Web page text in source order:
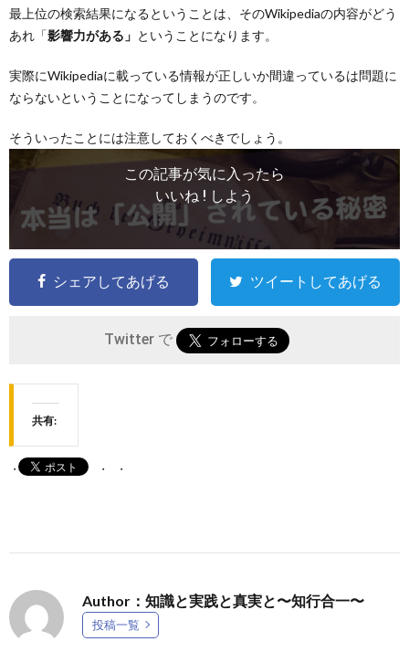
最上位の検索結果になるということは、そのWikipediaの内容がどう
あれ「影響力がある」 ということになります。
実際にWikipediaに載っている情報が正しいか間違っているは問題に
ならないということになってしまうのです。
そういったことには注意しておくべきでしょう。
この記事が気に入ったら
いいね ! しよう
シェアしてあげる ツイートしてあげる
Twitter で
共有:
Author：知識と実践と真実と〜知行合一〜
投稿一覧